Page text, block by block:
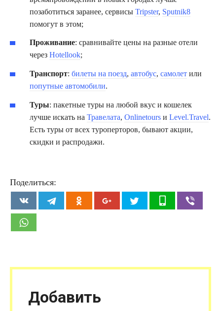
позаботиться заранее, сервисы Tripster, Sputnik8
помогут в этом;
Проживание: сравнивайте цены на разные отели
через Hotellook;
Транспорт: билеты на поезд, автобус, самолет или
попутные автомобили.
Туры: пакетные туры на любой вкус и кошелек
лучше искать на Травелата, Onlinetours и Level.Travel.
Есть туры от всех туроперторов, бывают акции,
скидки и распродажи.
Поделиться:
Добавить